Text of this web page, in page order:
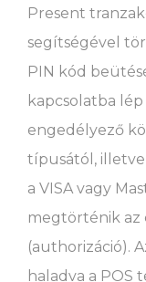
Present
segítségével
PIN kód
kapcsolatba
engedélyező
típusától,
a VISA vagy
megtörténik az
(authorizáció).
haladva a POS